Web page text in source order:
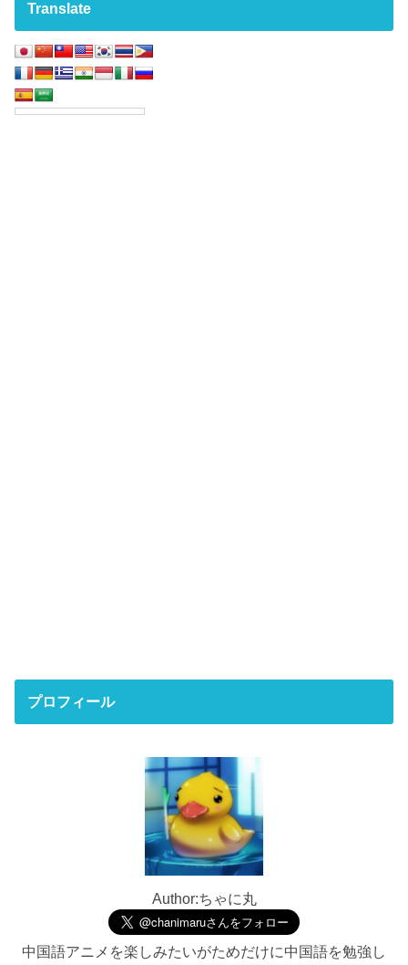
Translate
プロフィール
Author:ちゃに丸
中国語アニメを楽しみたいがためだけに中国語を勉強し